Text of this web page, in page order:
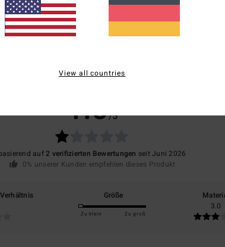
1.0/5
auf2 verifizierten Bewertungen seit Juni 2026
0% unserer Kunden empfehlen dieses Produkt
Größe
Zu klein Zu groß
3.0
View all countries